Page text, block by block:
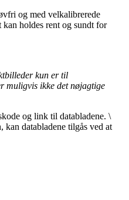
og med velkalibrerede
holdes rent og sundt for
kun er til
muligvis ikke det nøjagtige
og link til databladene. \
kan databladene tilgås ved at